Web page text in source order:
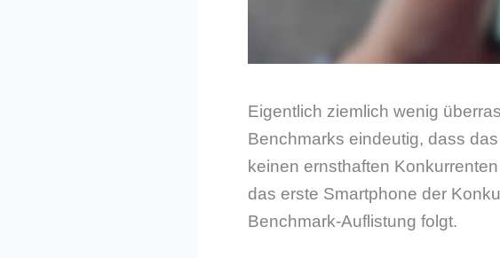
Eigentlich ziemlich wenig
Benchmarks eindeutig, dass
keinen ernsthaften
das erste Smartphone der
Benchmark-Auflistung folgt.